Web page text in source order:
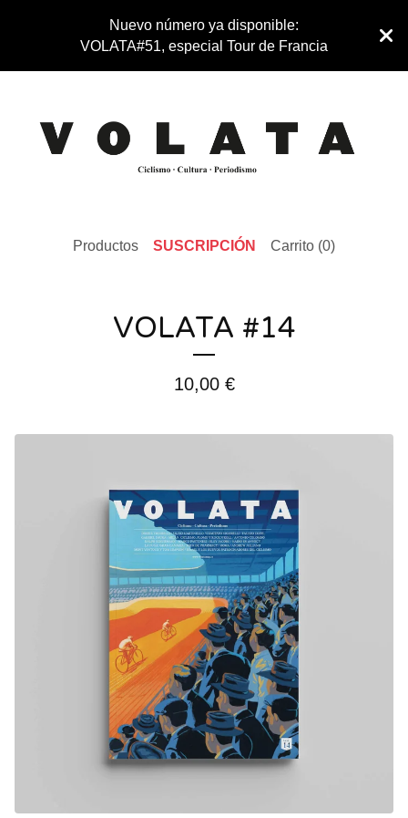
Nuevo número ya disponible:
VOLATA#51, especial Tour de Francia
Productos SUSCRIPCIÓN Carrito (0)
VOLATA #14
10,00 €